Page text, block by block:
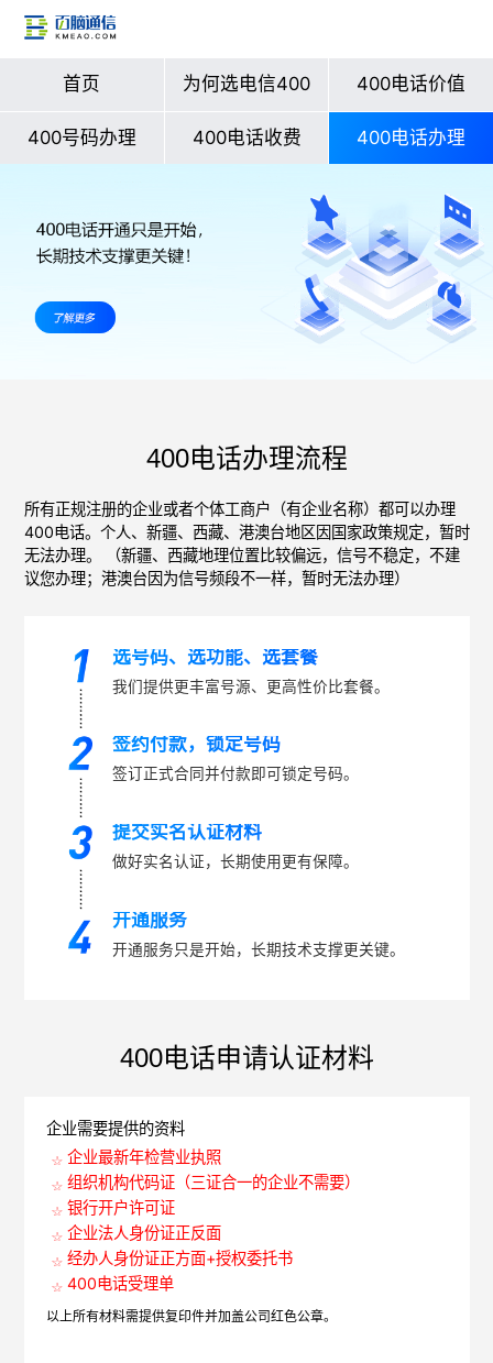
首页 为何选电信400 400电话价值
400号码办理 400电话收费 400电话办理
400电话办理流程
所有正规注册的企业或者个体工商户（有企业名称）都可以办理
400电话。个人、新疆、西藏、港澳台地区因国家政策规定，暂时
无法办理。 （新疆、西藏地理位置比较偏远，信号不稳定，不建
议您办理；港澳台因为信号频段不一样，暂时无法办理）
选号码、选功能、选套餐
我们提供更丰富号源、更高性价比套餐。
签约付款，锁定号码
签订正式合同并付款即可锁定号码。
提交实名认证材料
做好实名认证，长期使用更有保障。
开通服务
开通服务只是开始，长期技术支撑更关键。
400电话申请认证材料
企业需要提供的资料
企业最新年检营业执照
组织机构代码证（三证合一的企业不需要）
银行开户许可证
企业法人身份证正反面
经办人身份证正方面+授权委托书
400电话受理单
以上所有材料需提供复印件并加盖公司红色公章。